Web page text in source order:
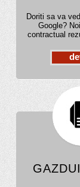
Doriti sa va
Google?
contractual